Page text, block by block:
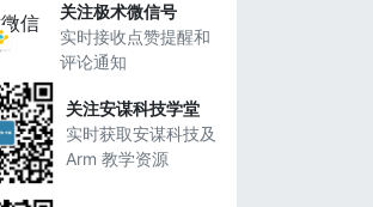
关注极术微信号
实时接收点赞提醒和
评论通知
关注安谋科技学堂
实时获取安谋科技及
Arm 教学资源